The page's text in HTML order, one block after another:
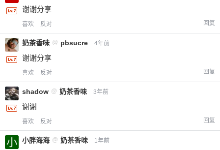
谢谢分享
喜欢 反对 回复
奶茶香味 @ pbsucre 4年前
谢谢分享
喜欢 反对 回复
shadow @ 奶茶香味 3年前
谢谢
喜欢 反对 回复
小胖海海 @ 奶茶香味 1年前